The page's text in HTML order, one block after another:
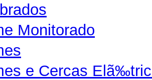
Monitorado
e Cercas